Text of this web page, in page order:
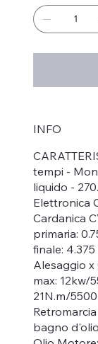
INFO
tempi -
liquido -
Elettronica
Cardanica
primaria:
finale:
Alesaggio x
max: 12kw/
21N.m/
bagno